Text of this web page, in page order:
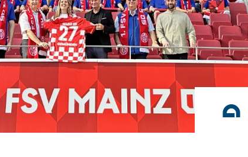
Unternehmensgruppe